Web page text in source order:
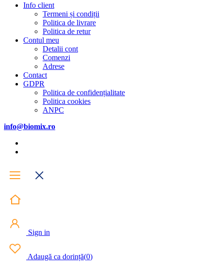
Info client
Termeni și condiții
Politica de livrare
Politica de retur
Contul meu
Detalii cont
Comenzi
Adrese
Contact
GDPR
Politica de confidențialitate
Politica cookies
ANPC
info@biomix.ro
Sign in
Adaugă ca dorință(0)